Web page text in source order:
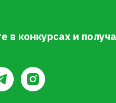
в конкурсах и